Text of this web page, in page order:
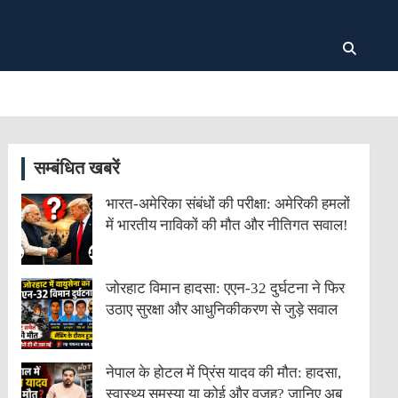
सम्बंधित खबरें
भारत-अमेरिका संबंधों की परीक्षा: अमेरिकी हमलों
में भारतीय नाविकों की मौत और नीतिगत सवाल!
जोरहाट विमान हादसा: एएन-32 दुर्घटना ने फिर
उठाए सुरक्षा और आधुनिकीकरण से जुड़े सवाल
नेपाल के होटल में प्रिंस यादव की मौत: हादसा,
स्वास्थ्य समस्या या कोई और वजह? जानिए अब